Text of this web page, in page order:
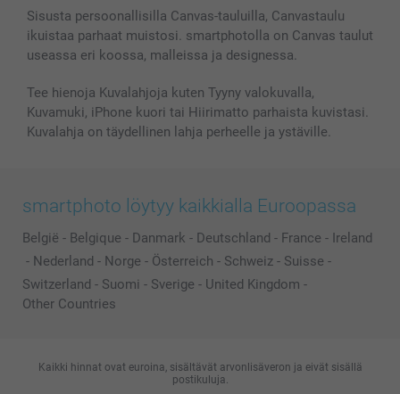
Valokuvakehykset & Lisätarvikkeet
Lahjakortti
Kaikki kuvatuotteet
Sisusta persoonallisilla Canvas-tauluilla, Canvastaulu
ikuistaa parhaat muistosi. smartphotolla on Canvas taulut
useassa eri koossa, malleissa ja designessa.
Tee hienoja Kuvalahjoja kuten Tyyny valokuvalla,
Kuvamuki, iPhone kuori tai Hiirimatto parhaista kuvistasi.
Kuvalahja on täydellinen lahja perheelle ja ystäville.
smartphoto löytyy kaikkialla Euroopassa
België - Belgique - Danmark - Deutschland - France - Ireland
- Nederland - Norge - Österreich - Schweiz - Suisse -
Switzerland - Suomi - Sverige - United Kingdom -
Other Countries
Kaikki hinnat ovat euroina, sisältävät arvonlisäveron ja eivät sisällä
postikuluja.